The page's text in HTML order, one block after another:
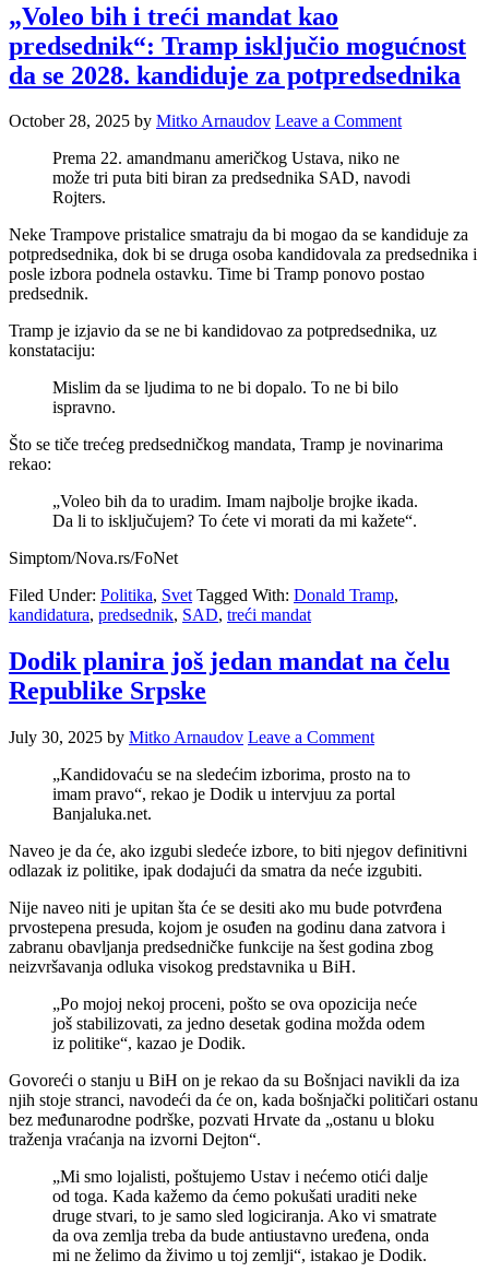
„Voleo bih i treći mandat kao
predsednik“: Tramp isključio mogućnost
da se 2028. kandiduje za potpredsednika
October 28, 2025 by Mitko Arnaudov Leave a Comment
Prema 22. amandmanu američkog Ustava, niko ne
može tri puta biti biran za predsednika SAD, navodi
Rojters.
Neke Trampove pristalice smatraju da bi mogao da se kandiduje za
potpredsednika, dok bi se druga osoba kandidovala za predsednika i
posle izbora podnela ostavku. Time bi Tramp ponovo postao
predsednik.
Tramp je izjavio da se ne bi kandidovao za potpredsednika, uz
konstataciju:
Mislim da se ljudima to ne bi dopalo. To ne bi bilo
ispravno.
Što se tiče trećeg predsedničkog mandata, Tramp je novinarima
rekao:
„Voleo bih da to uradim. Imam najbolje brojke ikada.
Da li to isključujem? To ćete vi morati da mi kažete“.
Simptom/Nova.rs/FoNet
Filed Under: Politika, Svet Tagged With: Donald Tramp,
kandidatura, predsednik, SAD, treći mandat
Dodik planira još jedan mandat na čelu
Republike Srpske
July 30, 2025 by Mitko Arnaudov Leave a Comment
„Kandidovaću se na sledećim izborima, prosto na to
imam pravo“, rekao je Dodik u intervjuu za portal
Banjaluka.net.
Naveo je da će, ako izgubi sledeće izbore, to biti njegov definitivni
odlazak iz politike, ipak dodajući da smatra da neće izgubiti.
Nije naveo niti je upitan šta će se desiti ako mu bude potvrđena
prvostepena presuda, kojom je osuđen na godinu dana zatvora i
zabranu obavljanja predsedničke funkcije na šest godina zbog
neizvršavanja odluka visokog predstavnika u BiH.
„Po mojoj nekoj proceni, pošto se ova opozicija neće
još stabilizovati, za jedno desetak godina možda odem
iz politike“, kazao je Dodik.
Govoreći o stanju u BiH on je rekao da su Bošnjaci navikli da iza
njih stoje stranci, navodeći da će on, kada bošnjački političari ostanu
bez međunarodne podrške, pozvati Hrvate da „ostanu u bloku
traženja vraćanja na izvorni Dejton“.
„Mi smo lojalisti, poštujemo Ustav i nećemo otići dalje
od toga. Kada kažemo da ćemo pokušati uraditi neke
druge stvari, to je samo sled logiciranja. Ako vi smatrate
da ova zemlja treba da bude antiustavno uređena, onda
mi ne želimo da živimo u toj zemlji“, istakao je Dodik.